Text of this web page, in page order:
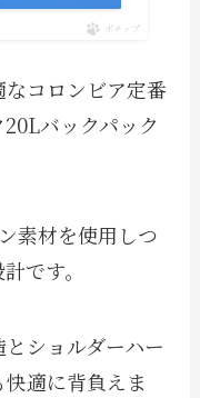
ポチップ
コロンビア定番
バックパック
素材を使用しつ
です。
ショルダーハー
適に背負えま